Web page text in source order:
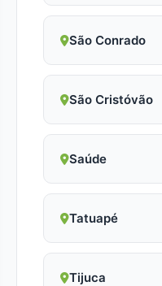
São Conrado
São Cristóvão
Saúde
Tatuapé
Tijuca